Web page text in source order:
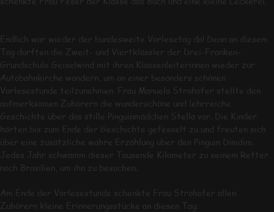
Endlich war wieder der bundesweite Vorlesetag da! Denn an diesem
Tag durften die Zweit- und Viertklässler der Drei-Franken-
Grundschule Geiselwind mit ihren Klassenleiterinnen wieder zur
Autobahnkirche wandern, um an einer besonders schönen
Vorlesestunde teilzunehmen. Frau Manuela Strohofer stellte den
aufmerksamen Zuhörern die wunderschöne und lehrreiche
Geschichte über das stille Pinguinmädchen Stella vor. Die Kinder
hörten bis zum Ende der Geschichte gefesselt zu und freuten sich
über eine zusätzliche wahre Erzählung über den Pinguin Dimdim.
Jedes Jahr schwamm dieser Tausende Kilometer zu seinem Retter
nach Brasilien, um ihn zu besuchen.
Am Ende der Vorlesestunde schenkte Frau Strohofer allen
Zuhörern kleine Erinnerungsstücke an diesen Tag.